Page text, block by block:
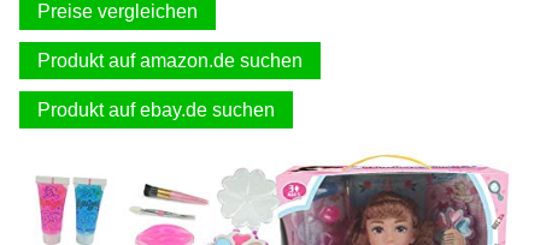
Impressum
Preise vergleichen
Produkt auf amazon.de suchen
Produkt auf ebay.de suchen